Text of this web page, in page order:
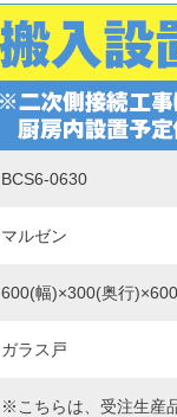
BCS6-0630
マルゼン
600(幅)×300(奥行
ガラス戸
※こちらは、受注生産